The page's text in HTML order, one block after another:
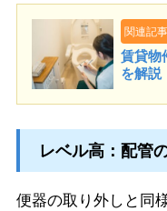
関連記事
賃貸物
を解説
レベル高：配管
便器の取り外しと同